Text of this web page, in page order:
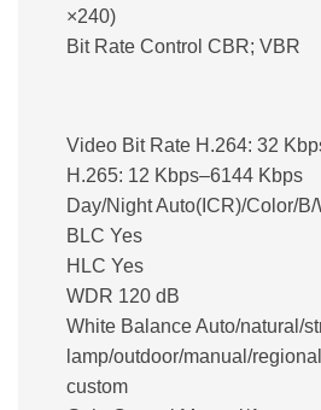
×240)
Bit Rate Control CBR; VBR
Video Bit Rate H.264: 32
H.265: 12 Kbps–6144 Kbps
Day/Night Auto(ICR)/Color/B/
BLC Yes
HLC Yes
WDR 120 dB
White Balance Auto/natural/
lamp/outdoor/manual/regional
custom